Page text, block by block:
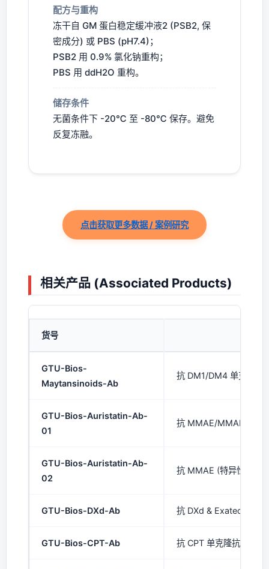
配方与重构
冻干自 GM 蛋白稳定缓冲液2 (PSB2, 保
密成分) 或 PBS (pH7.4)；
PSB2 用 0.9% 氯化钠重构；
PBS 用 ddH2O 重构。
储存条件
无菌条件下 -20℃ 至 -80℃ 保存。避免
反复冻融。
点击获取更多数据 / 案例研究
相关产品 (Associated Products)
货号
GTU-Bios-
Maytansinoids-Ab
抗 DM1/DM4 单克隆抗
GTU-Bios-Auristatin-Ab-
01
抗 MMAE/MMAF 单克
GTU-Bios-Auristatin-Ab-
02
抗 MMAE (特异性) 单
GTU-Bios-DXd-Ab 抗 DXd & Exatecan 单
GTU-Bios-CPT-Ab 抗 CPT 单克隆抗体